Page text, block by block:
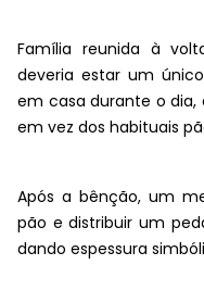
Família reunida à
deveria estar um
em casa durante o dia,
em vez dos habituais
Após a bênção, um
pão e distribuir um
dando espessura